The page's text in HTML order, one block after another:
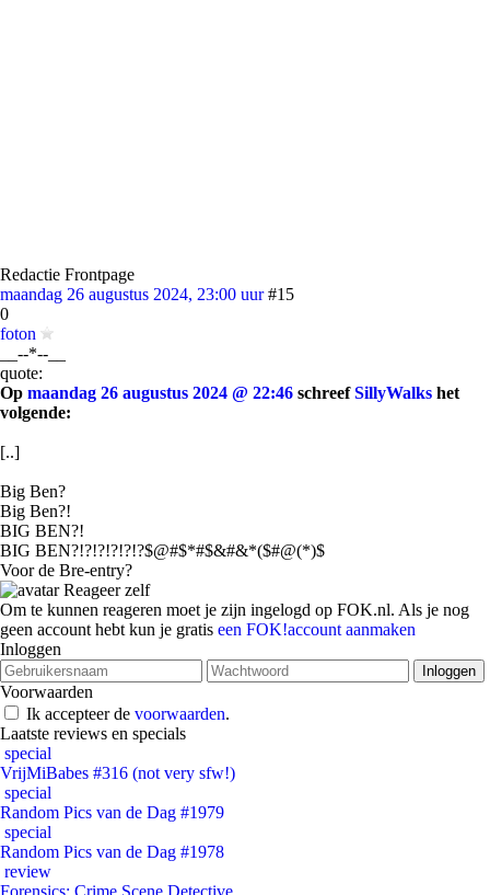
Redactie Frontpage
maandag 26 augustus 2024, 23:00 uur #15
0
foton
__--*--__
quote:
Op maandag 26 augustus 2024 @ 22:46 schreefSillyWalks het
volgende:
[..]
Big Ben?
Big Ben?!
BIG BEN?!
BIG BEN?!?!?!?!?!?$@#$*#$&#&*($#@(*)$
Voor de Bre-entry?
Reageer zelf
Om te kunnen reageren moet je zijn ingelogd op FOK.nl. Als je nog
geen account hebt kun je gratis een FOK!account aanmaken
Inloggen
Voorwaarden
Ik accepteer de voorwaarden.
Laatste reviews en specials
special
VrijMiBabes #316 (not very sfw!)
special
Random Pics van de Dag #1979
special
Random Pics van de Dag #1978
review
Forensics: Crime Scene Detective